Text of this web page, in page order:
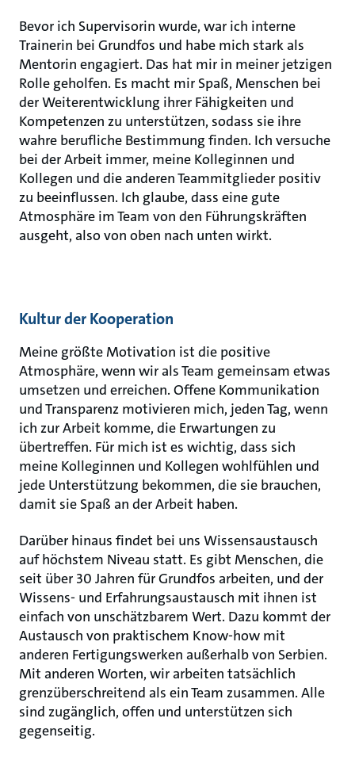
Bevor ich Supervisorin wurde, war ich interne
Trainerin bei Grundfos und habe mich stark als
Mentorin engagiert. Das hat mir in meiner jetzigen
Rolle geholfen. Es macht mir Spaß, Menschen bei
der Weiterentwicklung ihrer Fähigkeiten und
Kompetenzen zu unterstützen, sodass sie ihre
wahre berufliche Bestimmung finden. Ich versuche
bei der Arbeit immer, meine Kolleginnen und
Kollegen und die anderen Teammitglieder positiv
zu beeinflussen. Ich glaube, dass eine gute
Atmosphäre im Team von den Führungskräften
ausgeht, also von oben nach unten wirkt.
Kultur der Kooperation
Meine größte Motivation ist die positive
Atmosphäre, wenn wir als Team gemeinsam etwas
umsetzen und erreichen. Offene Kommunikation
und Transparenz motivieren mich, jeden Tag, wenn
ich zur Arbeit komme, die Erwartungen zu
übertreffen. Für mich ist es wichtig, dass sich
meine Kolleginnen und Kollegen wohlfühlen und
jede Unterstützung bekommen, die sie brauchen,
damit sie Spaß an der Arbeit haben.
Darüber hinaus findet bei uns Wissensaustausch
auf höchstem Niveau statt. Es gibt Menschen, die
seit über 30 Jahren für Grundfos arbeiten, und der
Wissens- und Erfahrungsaustausch mit ihnen ist
einfach von unschätzbarem Wert. Dazu kommt der
Austausch von praktischem Know-how mit
anderen Fertigungswerken außerhalb von Serbien.
Mit anderen Worten, wir arbeiten tatsächlich
grenzüberschreitend als ein Team zusammen. Alle
sind zugänglich, offen und unterstützen sich
gegenseitig.